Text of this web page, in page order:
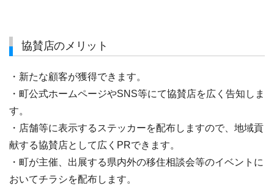
協賛店のメリット
・新たな顧客が獲得できます。
・町公式ホームページやSNS等にて協賛店を広く告知しま
す。
・店舗等に表示するステッカーを配布しますので、地域貢
献する協賛店として広くPRできます。
・町が主催、出展する県内外の移住相談会等のイベントに
おいてチラシを配布します。